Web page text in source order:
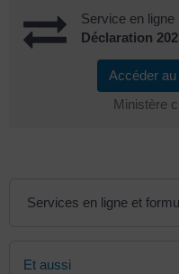
Service en ligne
Déclaration
Accéder
Ministère
Services en ligne et
Et aussi